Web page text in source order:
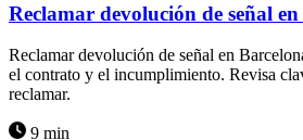
Reclamar devolución de señal
Reclamar devolución de señal en
el contrato y el incumplimiento. Revisa
reclamar.
9 min